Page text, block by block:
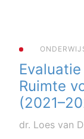
Ruimte
dr. Loes van